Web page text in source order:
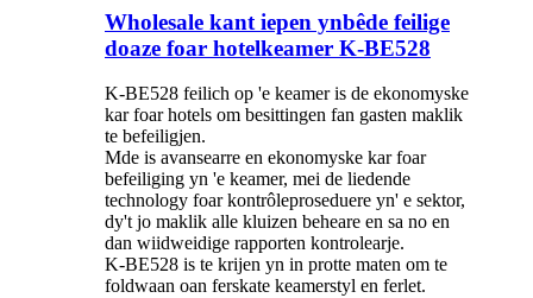
Wholesale kant iepen ynbêde feilige
doaze foar hotelkeamer K-BE528
K-BE528 feilich op 'e keamer is de ekonomyske
kar foar hotels om besittingen fan gasten maklik
te befeiligjen.
Mde is avansearre en ekonomyske kar foar
befeiliging yn 'e keamer, mei de liedende
technology foar kontrôleproseduere yn' e sektor,
dy't jo maklik alle kluizen beheare en sa no en
dan wiidweidige rapporten kontrolearje.
K-BE528 is te krijen yn in protte maten om te
foldwaan oan ferskate keamerstyl en ferlet.